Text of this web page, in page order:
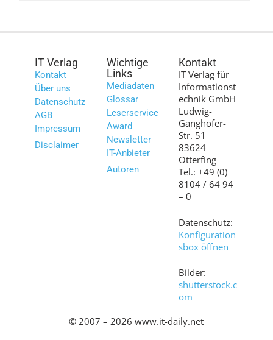
IT Verlag
Kontakt
Über uns
Datenschutz
AGB
Impressum
Disclaimer
Wichtige
Links
Mediadaten
Glossar
Leserservice
Award
Newsletter
IT-Anbieter
Autoren
Kontakt
IT Verlag für
Informationst
echnik GmbH
Ludwig-
Ganghofer-
Str. 51
83624
Otterfing
Tel.: +49 (0)
8104 / 64 94
– 0
Datenschutz:
Konfiguration
sbox öffnen
Bilder:
shutterstock.c
om
© 2007 – 2026 www.it-daily.net